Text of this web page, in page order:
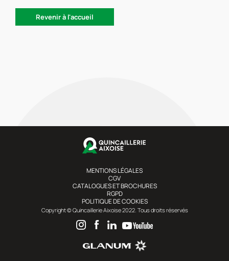
Revenir à l'accueil
MENTIONS LÉGALES
CGV
CATALOGUES ET BROCHURES
RGPD
POLITIQUE DE COOKIES
Copyright © Quincaillerie Aixoise 2022. Tous droits réservés